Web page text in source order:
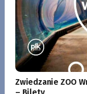
Zwiedzanie ZOO